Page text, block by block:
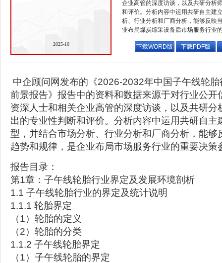
2025-10
企业高管的深度访谈，以及共研分析
和评价。分析内容中运用共研自主建
析、行业分析和厂商分析，能够反映
业布局煤炭综采设备后市场服务行业
下载WORD版 下载PDF版
中企顾问网发布的《2026-2032年中国子午线轮
前景报告》报告中的资料和数据来源于对行业公开
资深人士和相关企业高管的深度访谈，以及共研分
出的专业性判断和评价。分析内容中运用共研自主
型，并结合市场分析、行业分析和厂商分析，能够
趋势和规律，是企业布局市场服务行业的重要决策
报告目录：
第1章：子午线轮胎行业界定及发展环境剖析
1.1 子午线轮胎行业的界定及统计说明
1.1.1 轮胎界定
（1）轮胎的定义
（2）轮胎的分类
1.1.2 子午线轮胎界定
（1）子午线轮胎的界定